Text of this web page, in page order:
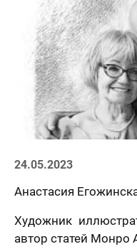
24.05.2023
Анастасия
Художник
автор статей Монро